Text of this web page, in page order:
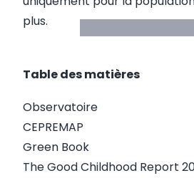
plus.
Table des matières
Observatoire
CEPREMAP
Green Book
The Good Childhood Report